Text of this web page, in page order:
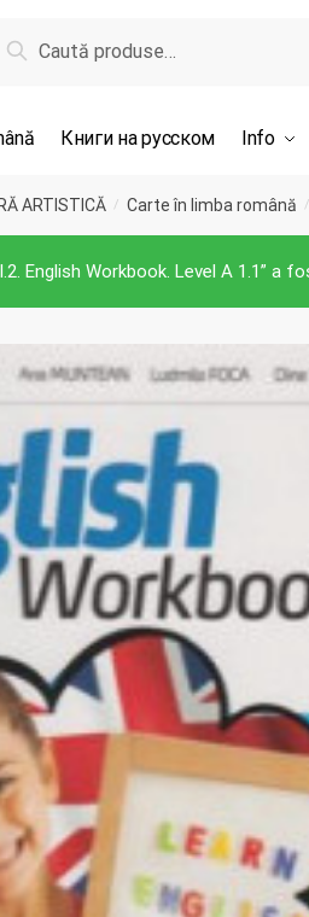
Caută
Книги на русском Info
ARTISTICĂ / Carte în limba română /
English Workbook. Level A 1.1” a